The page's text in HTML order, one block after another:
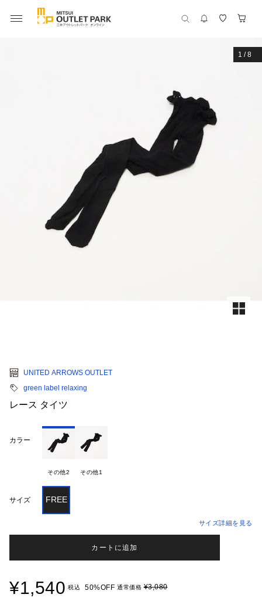
1 /8
UNITED ARROWS OUTLET
green label relaxing
レース タイツ
カラー
その他2 その他1
サイズ FREE
サイズ詳細を見る
カートに追加
¥1,540 税込 50%OFF 通常価格¥3,080